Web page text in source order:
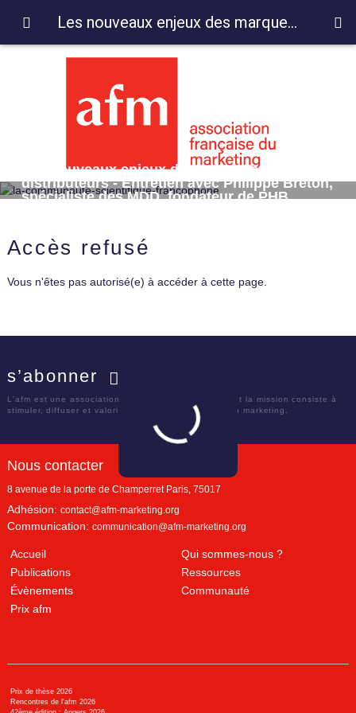
Les nouveaux enjeux des marques de
distributeurs - Entretien avec Philippe Breton,
spécialiste des MDD, fondateur de PHB
Accès refusé
Vous n'êtes pas autorisé(e) à accéder à cette page.
s’abonner
L'afm est une association académique française dont la mission consiste à
stimuler, diffuser et valoriser le savoir scientifique en marketing.
Nous contacter
8 avenue de la porte de Champerret Paris, 75017
Adhésion: contact@afm-marketing.org
Communication: communication@afm-marketing.org
Accueil
Qui sommes-nous ?
Publications
Ressources
Évènements
Communauté
Prix afm
Prix de thèse 2026
Rencontres de l'afm 2026
Les nouveaux enjeux des marques de distributeurs - Entretien avec Philippe Breton, spécialiste des MDD, fondateur de PHB Consultants